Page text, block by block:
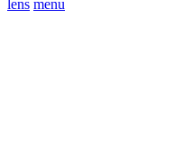
lens menu